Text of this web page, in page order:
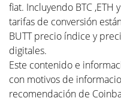
fiat. Incluyendo BTC ,ETH
tarifas de conversión
BUTT precio índice y
digitales.
Este contenido e
con motivos de
recomendación de